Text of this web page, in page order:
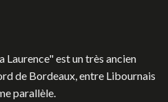
Laurence" est un très ancien
de Bordeaux, entre Libournais
parallèle.